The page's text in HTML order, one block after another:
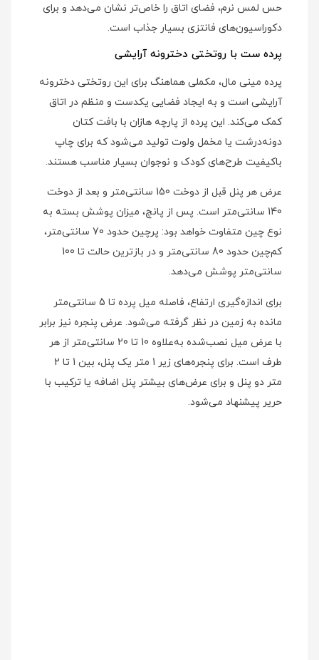
حس لمس نرم، فضای اتاق را خاص‌تر نشان می‌دهد و برای
دکوراسیون‌های فانتزی بسیار جذاب است.
پرده ست با روتختی دخترونه آرایشی
پرده مینی مال، مکملی هماهنگ برای این روتختی دخترونه
آرایشی است و به ایجاد فضایی یکدست و منظم در اتاق
کمک می‌کند. این پرده از پارچه هازان با بافت کتان
دونه‌درشت یا مخمل ولوت تولید می‌شود که برای چاپ
باکیفیت طرح‌های کودک و نوجوان بسیار مناسب هستند.
عرض هر پنل قبل از دوخت 150 سانتی‌متر و بعد از دوخت
140 سانتی‌متر است. پس از پانچ، میزان پوشش بسته به
نوع چین متفاوت خواهد بود: پرچین حدود 70 سانتی‌متر،
کم‌چین حدود 80 سانتی‌متر و در بازترین حالت تا 100
سانتی‌متر پوشش می‌دهد.
برای اندازه‌گیری ارتفاع، فاصله میل پرده تا 5 سانتی‌متر
مانده به زمین در نظر گرفته می‌شود. عرض پنجره نیز برابر
با عرض میل نصب‌شده به‌علاوه 10 تا 20 سانتی‌متر از هر
طرف است. برای پنجره‌های زیر 1 متر یک پنل، بین 1 تا 2
متر دو پنل و برای عرض‌های بیشتر پنل اضافه یا ترکیب با
حریر پیشنهاد می‌شود.